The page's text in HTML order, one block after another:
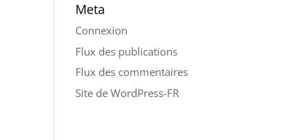
Meta
Connexion
Flux des publications
Flux des commentaires
Site de WordPress-FR